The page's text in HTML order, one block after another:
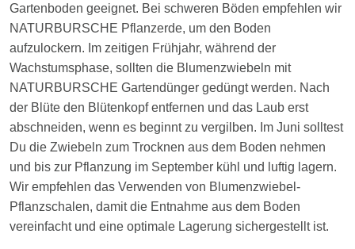
Gartenboden geeignet. Bei schweren Böden empfehlen wir
NATURBURSCHE Pflanzerde, um den Boden
aufzulockern. Im zeitigen Frühjahr, während der
Wachstumsphase, sollten die Blumenzwiebeln mit
NATURBURSCHE Gartendünger gedüngt werden. Nach
der Blüte den Blütenkopf entfernen und das Laub erst
abschneiden, wenn es beginnt zu vergilben. Im Juni solltest
Du die Zwiebeln zum Trocknen aus dem Boden nehmen
und bis zur Pflanzung im September kühl und luftig lagern.
Wir empfehlen das Verwenden von Blumenzwiebel-
Pflanzschalen, damit die Entnahme aus dem Boden
vereinfacht und eine optimale Lagerung sichergestellt ist.